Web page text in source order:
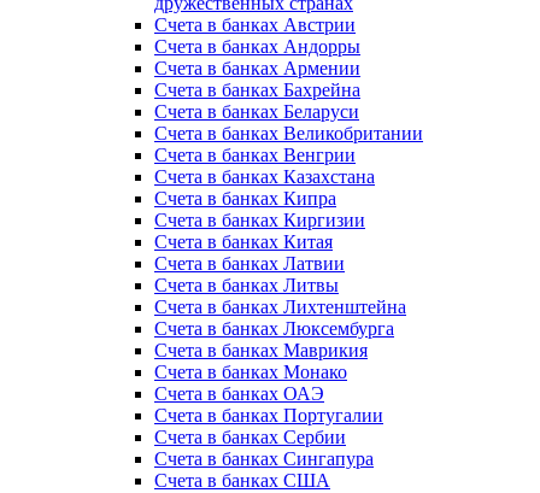
Счета в банках Австрии
Счета в банках Андорры
Счета в банках Армении
Счета в банках Бахрейна
Счета в банках Беларуси
Счета в банках Великобритании
Счета в банках Венгрии
Счета в банках Казахстана
Счета в банках Кипра
Счета в банках Киргизии
Счета в банках Китая
Счета в банках Латвии
Счета в банках Литвы
Счета в банках Лихтенштейна
Счета в банках Люксембурга
Счета в банках Маврикия
Счета в банках Монако
Счета в банках ОАЭ
Счета в банках Португалии
Счета в банках Сербии
Счета в банках Сингапура
Счета в банках США